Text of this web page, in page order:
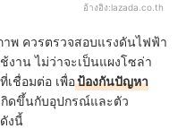
อ้างอิง:lazada.co.th
พ ควรตรวจสอบแรงดันไฟฟ้า
งาน ไม่ว่าจะเป็นแผงโซล่า
เชื่อมต่อ เพื่อป้องกันปัญหา
กิดขึ้นกับอุปกรณ์และตัว
งนี้